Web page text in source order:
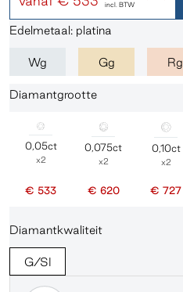
incl. BTW
Edelmetaal: platina
Wg Gg Rg
Diamantgrootte
0,05ct
x2
€ 533
0,075ct
x2
€ 620
0,10ct
x2
€ 727
Diamantkwaliteit
G/SI